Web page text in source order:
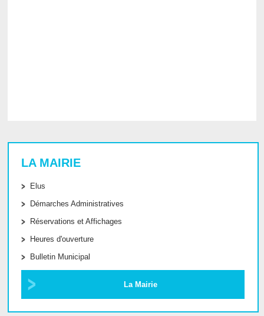
LA MAIRIE
Elus
Démarches Administratives
Réservations et Affichages
Heures d'ouverture
Bulletin Municipal
La Mairie